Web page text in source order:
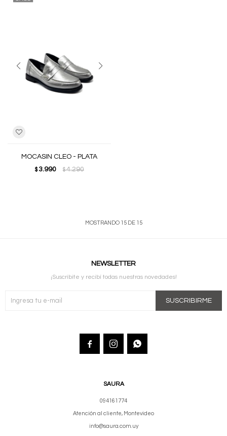
MOCASIN CLEO - PLATA
$ 3.990 $4.290
MOSTRANDO 15DE 15
SAURA
094161774
Atención al cliente, Montevideo
info@saura.com.uy
NEWSLETTER
¡Suscribite y recibí todas nuestras novedades!
SUSCRIBIRME
  